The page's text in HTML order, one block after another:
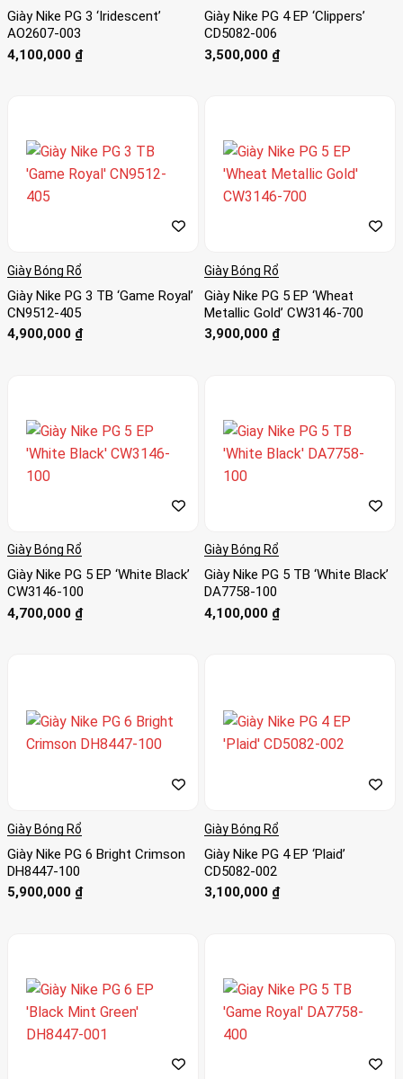
Giày Nike PG 3 ‘Iridescent’
AO2607-003
4,100,000 ₫
Giày Nike PG 4 EP ‘Clippers’
CD5082-006
3,500,000 ₫
Giày Bóng Rổ
Giày Nike PG 3 TB ‘Game Royal’
CN9512-405
4,900,000 ₫
Giày Bóng Rổ
Giày Nike PG 5 EP ‘Wheat
Metallic Gold’ CW3146-700
3,900,000 ₫
Giày Bóng Rổ
Giày Nike PG 5 EP ‘White Black’
CW3146-100
4,700,000 ₫
Giày Bóng Rổ
Giày Nike PG 5 TB ‘White Black’
DA7758-100
4,100,000 ₫
Giày Bóng Rổ
Giày Nike PG 6 Bright Crimson
DH8447-100
5,900,000 ₫
Giày Bóng Rổ
Giày Nike PG 4 EP ‘Plaid’
CD5082-002
3,100,000 ₫